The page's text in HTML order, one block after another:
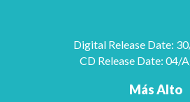
Digital Release Date:
CD Release Date: 04/
Más Alto